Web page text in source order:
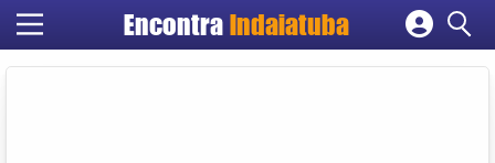
Encontra Indaiatuba
Cadastrar empresa